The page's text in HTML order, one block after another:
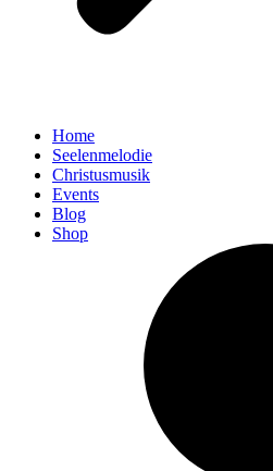
Home
Seelenmelodie
Christusmusik
Events
Blog
Shop